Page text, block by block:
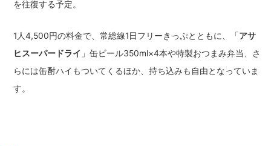
を往復する予定。
1人4,500円の料金で、常総線1日フリーきっぷとともに、「アサ
ヒスーパードライ 」缶ビール350ml×4本や特製おつまみ弁当、さ
らには缶酎ハイもついてくるほか、持ち込みも自由となっていま
す。